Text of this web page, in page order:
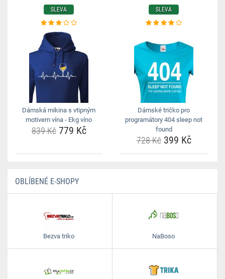
SLEVA
Dámská mikina s vtipným
motivem vína - Ekg víno
839 Kč779 Kč
SLEVA
Dámské tričko pro
programátory 404 sleep not
found
728 Kč399 Kč
OBLÍBENÉ E-SHOPY
Bezva triko NaBoso